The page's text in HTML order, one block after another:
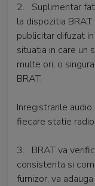
2. Suplimentar
la dispozitia
publicitar difuzat
situatia in care un
multe ori, o
BRAT.
Inregistrarile
fiecare statie
3. BRAT va
consistenta si
furnizor, va